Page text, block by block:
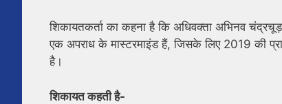
शिकायतकर्ता का कहना है कि अधिवक्ता अभिनव
एक अपराध के मास्टरमाइंड हैं, जिसके लिए 2019 की
है।
शिकायत कहती है-